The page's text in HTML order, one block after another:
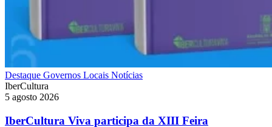
Destaque Governos Locais Notícias
IberCultura
5 agosto 2026
IberCultura Viva participa da XIII Feira